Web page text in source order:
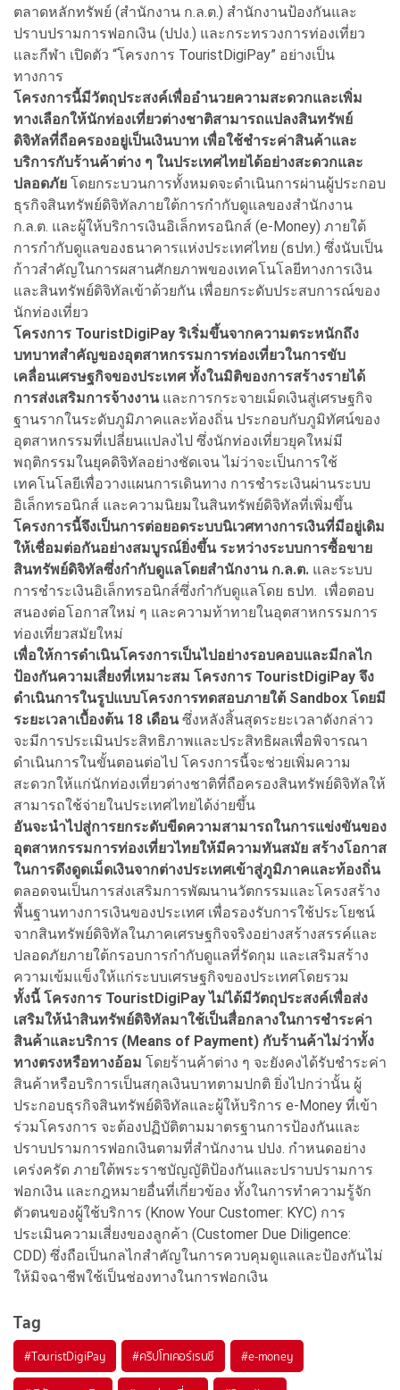
ตลาดหลักทรัพย์ (สำนักงาน ก.ล.ต.) สำนักงานป้องกันและ
ปราบปรามการฟอกเงิน (ปปง.) และกระทรวงการท่องเที่ยว
และกีฬา เปิดตัว “โครงการ TouristDigiPay” อย่างเป็น
ทางการ
โครงการนี้มีวัตถุประสงค์เพื่ออำนวยความสะดวกและเพิ่ม
ทางเลือกให้นักท่องเที่ยวต่างชาติสามารถแปลงสินทรัพย์
ดิจิทัลที่ถือครองอยู่เป็นเงินบาท เพื่อใช้ชำระค่าสินค้าและ
บริการกับร้านค้าต่าง ๆ ในประเทศไทยได้อย่างสะดวกและ
ปลอดภัย โดยกระบวนการทั้งหมดจะดำเนินการผ่านผู้ประกอบ
ธุรกิจสินทรัพย์ดิจิทัลภายใต้การกำกับดูแลของสำนักงาน
ก.ล.ต. และผู้ให้บริการเงินอิเล็กทรอนิกส์ (e-Money) ภายใต้
การกำกับดูแลของธนาคารแห่งประเทศไทย (ธปท.) ซึ่งนับเป็น
ก้าวสำคัญในการผสานศักยภาพของเทคโนโลยีทางการเงิน
และสินทรัพย์ดิจิทัลเข้าด้วยกัน เพื่อยกระดับประสบการณ์ของ
นักท่องเที่ยว
โครงการ TouristDigiPay ริเริ่มขึ้นจากความตระหนักถึง
บทบาทสำคัญของอุตสาหกรรมการท่องเที่ยวในการขับ
เคลื่อนเศรษฐกิจของประเทศ ทั้งในมิติของการสร้างรายได้
การส่งเสริมการจ้างงานและการกระจายเม็ดเงินสู่เศรษฐกิจ
ฐานรากในระดับภูมิภาคและท้องถิ่น ประกอบกับภูมิทัศน์ของ
อุตสาหกรรมที่เปลี่ยนแปลงไป ซึ่งนักท่องเที่ยวยุคใหม่มี
พฤติกรรมในยุคดิจิทัลอย่างชัดเจน ไม่ว่าจะเป็นการใช้
เทคโนโลยีเพื่อวางแผนการเดินทาง การชำระเงินผ่านระบบ
อิเล็กทรอนิกส์ และความนิยมในสินทรัพย์ดิจิทัลที่เพิ่มขึ้น
โครงการนี้จึงเป็นการต่อยอดระบบนิเวศทางการเงินที่มีอยู่เดิม
ให้เชื่อมต่อกันอย่างสมบูรณ์ยิ่งขึ้น ระหว่างระบบการซื้อขาย
สินทรัพย์ดิจิทัลซึ่งกำกับดูแลโดยสำนักงาน ก.ล.ต. และระบบ
การชำระเงินอิเล็กทรอนิกส์ซึ่งกำกับดูแลโดย ธปท. เพื่อตอบ
สนองต่อโอกาสใหม่ ๆ และความท้าทายในอุตสาหกรรมการ
ท่องเที่ยวสมัยใหม่
เพื่อให้การดำเนินโครงการเป็นไปอย่างรอบคอบและมีกลไก
ป้องกันความเสี่ยงที่เหมาะสม โครงการ TouristDigiPay จึง
ดำเนินการในรูปแบบโครงการทดสอบภายใต้ Sandbox โดยมี
ระยะเวลาเบื้องต้น 18 เดือนซึ่งหลังสิ้นสุดระยะเวลาดังกล่าว
จะมีการประเมินประสิทธิภาพและประสิทธิผลเพื่อพิจารณา
ดำเนินการในขั้นตอนต่อไป โครงการนี้จะช่วยเพิ่มความ
สะดวกให้แก่นักท่องเที่ยวต่างชาติที่ถือครองสินทรัพย์ดิจิทัลให้
สามารถใช้จ่ายในประเทศไทยได้ง่ายขึ้น
อันจะนำไปสู่การยกระดับขีดความสามารถในการแข่งขันของ
อุตสาหกรรมการท่องเที่ยวไทยให้มีความทันสมัย สร้างโอกาส
ในการดึงดูดเม็ดเงินจากต่างประเทศเข้าสู่ภูมิภาคและท้องถิ่น
ตลอดจนเป็นการส่งเสริมการพัฒนานวัตกรรมและโครงสร้าง
พื้นฐานทางการเงินของประเทศ เพื่อรองรับการใช้ประโยชน์
จากสินทรัพย์ดิจิทัลในภาคเศรษฐกิจจริงอย่างสร้างสรรค์และ
ปลอดภัยภายใต้กรอบการกำกับดูแลที่รัดกุม และเสริมสร้าง
ความเข้มแข็งให้แก่ระบบเศรษฐกิจของประเทศโดยรวม
ทั้งนี้ โครงการ TouristDigiPay ไม่ได้มีวัตถุประสงค์เพื่อส่ง
เสริมให้นำสินทรัพย์ดิจิทัลมาใช้เป็นสื่อกลางในการชำระค่า
สินค้าและบริการ (Means of Payment) กับร้านค้าไม่ว่าทั้ง
ทางตรงหรือทางอ้อม โดยร้านค้าต่าง ๆ จะยังคงได้รับชำระค่า
สินค้าหรือบริการเป็นสกุลเงินบาทตามปกติ ยิ่งไปกว่านั้น ผู้
ประกอบธุรกิจสินทรัพย์ดิจิทัลและผู้ให้บริการ e-Money ที่เข้า
ร่วมโครงการ จะต้องปฏิบัติตามมาตรฐานการป้องกันและ
ปราบปรามการฟอกเงินตามที่สำนักงาน ปปง. กำหนดอย่าง
เคร่งครัด ภายใต้พระราชบัญญัติป้องกันและปราบปรามการ
ฟอกเงิน และกฎหมายอื่นที่เกี่ยวข้อง ทั้งในการทำความรู้จัก
ตัวตนของผู้ใช้บริการ (Know Your Customer: KYC) การ
ประเมินความเสี่ยงของลูกค้า (Customer Due Diligence:
CDD) ซึ่งถือเป็นกลไกสำคัญในการควบคุมดูแลและป้องกันไม่
ให้มิจฉาชีพใช้เป็นช่องทางในการฟอกเงิน
Tag
#TouristDigiPay #คริปโทเคอร์เรนซี #e-money